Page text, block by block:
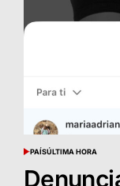
POSTED
PAÍSÚLTIMA HORA